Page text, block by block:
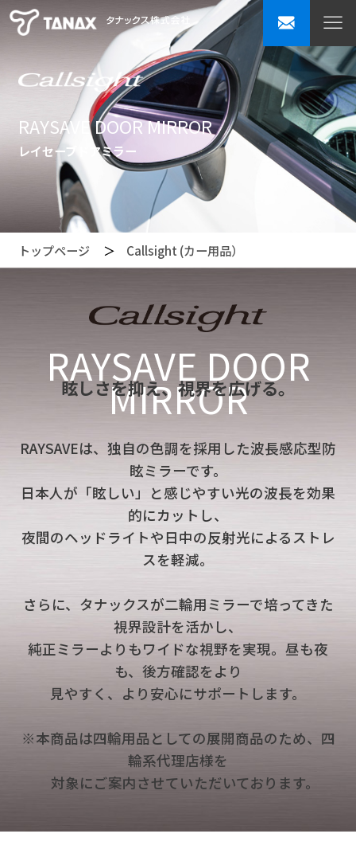
RAYSAVE DOOR MIRROR
レイセーブドアミラー
トップページ Callsight (カー用品）
眩しさを抑え、視界を広げる。
RAYSAVE DOOR
MIRROR
RAYSAVEは、独自の色調を採用した波長感応型防
眩ミラーです。
日本人が「眩しい」と感じやすい光の波長を効果
的にカットし、
夜間のヘッドライトや日中の反射光によるストレ
スを軽減。
さらに、タナックスが二輪用ミラーで培ってきた
視界設計を活かし、
純正ミラーよりもワイドな視野を実現。昼も夜
も、後方確認をより
見やすく、より安心にサポートします。
※本商品は四輪用品としての展開商品のため、四
輪系代理店様を
対象にご案内させていただいております。